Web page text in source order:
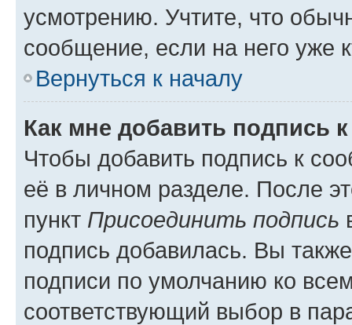
усмотрению. Учтите, что
сообщение, если на него уже
Вернуться к началу
Как мне добавить подпись
Чтобы добавить подпись к
её в личном разделе. После
пункт Присоединить подпись
подпись добавилась. Вы
подписи по умолчанию ко
соответствующий выбор в